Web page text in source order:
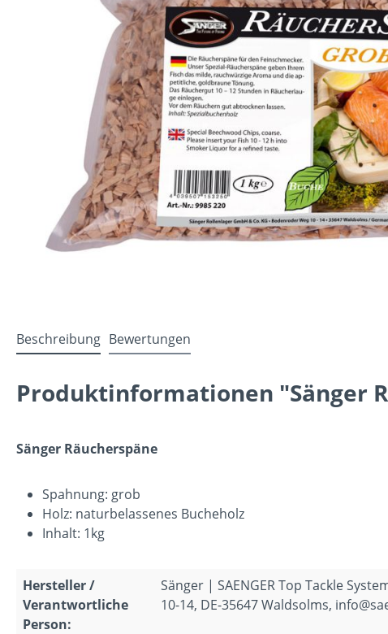
Beschreibung Bewertungen
Produktinformationen "Sänger
Sänger Räucherspäne
Spahnung: grob
Holz: naturbelassenes Bucheholz
Inhalt: 1kg
Hersteller /
Verantwortliche
Person:
Sänger | SAENGER Top Tackle
10-14, DE-35647 Waldsolms,